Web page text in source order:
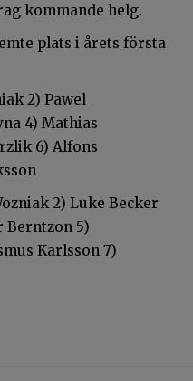
kommande helg.
plats i årets första
2) Pawel
4) Mathias
6) Alfons
2) Luke Becker
Berntzon 5)
Karlsson 7)